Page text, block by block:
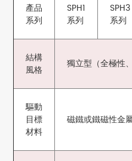
產品
系列
SPH1
系列
SPH3
系列
結構
風格
獨立型（全極性
驅動
目標
材料
磁鐵或鐵磁性金